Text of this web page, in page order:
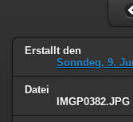
Erstallt den
Sonndeg, 9.
Datei
IMGP0382.JPG